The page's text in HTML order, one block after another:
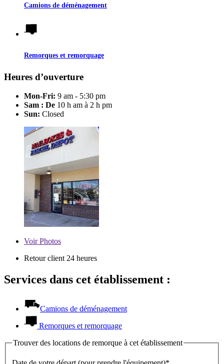
Camions de déménagement
Remorques et remorquage
Heures d’ouverture
Mon-Fri: 9 am - 5:30 pm
Sam : De 10 h am à 2 h pm
Sun: Closed
VoirPhotos
Retour client 24 heures
Services dans cet établissement :
Camions de déménagement
Remorques et remorquage
Trouver des locations de remorque à cet établissement